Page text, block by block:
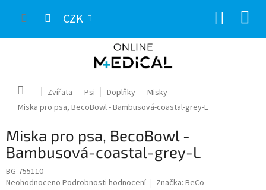
CZK
Domů Zvířata Psi Doplňky
Misky
Miska pro psa, BecoBowl - Bambusová-coastal-grey-L
Miska pro psa, BecoBowl -
Bambusová-coastal-grey-L
BG-755110
Průměrné
Neohodnoceno Podrobnosti hodnocení Značka: BeCo